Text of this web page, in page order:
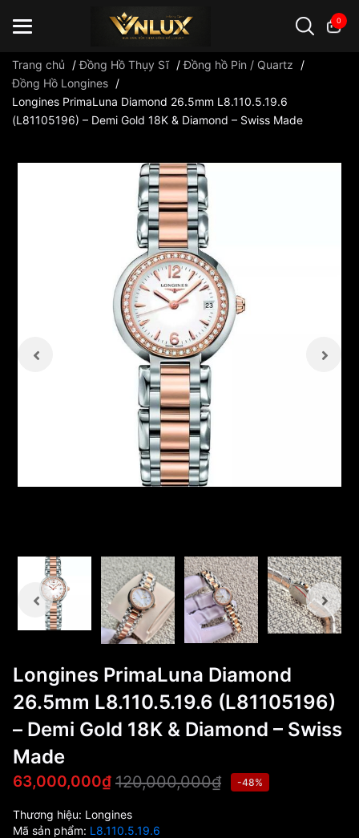
0
Đồng hồ casio đồng hồ G-Shock đồng hồ Orient ...
Trang chủ /Đồng Hồ Thụy Sĩ /Đồng hồ Pin / Quartz
/
Đồng Hồ Longines /
Longines PrimaLuna Diamond 26.5mm L8.110.5.19.6
(L81105196) – Demi Gold 18K & Diamond – Swiss Made
Longines PrimaLuna Diamond
26.5mm L8.110.5.19.6 (L81105196)
– Demi Gold 18K & Diamond – Swiss
Made
63,000,000₫ 120,000,000₫ -48%
Thương hiệu: Longines
Mã sản phẩm: L8.110.5.19.6